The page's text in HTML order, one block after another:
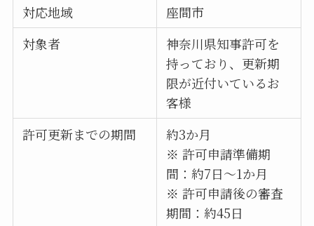
対応地域
座間市
対象者
神奈川県知事許可を
持っており、更新期
限が近付いているお
客様
許可更新までの期間
約3か月
※ 許可申請準備期
間：約7日～1か月
※ 許可申請後の審査
期間：約45日